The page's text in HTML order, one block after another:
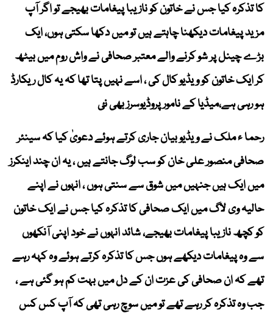
کا تذکرہ کیا جس نے خاتون کو نازیبا پیغامات بھیجے تو اگر آپ
مزید پیغامات دیکھنا چاہتے ہیں تو میں دکھا سکتی ہوں، ایک
بڑے چینل پر شو کرنے والے معتبر صحافی نے واش روم میں بیٹھ
کر ایک خاتون کو ویڈیو کال کی ، اسے نہیں پتا تھا کہ یہ کال ریکارڈ
ہو رہی ہے،میڈیا کے نامور پروڈیوسرز بھی نئ
رحما ء ملک نے ویڈیو بیان جاری کرتے ہوئے دعویٰ کیا کہ سینئر
صحافی منصور علی خان کو سب لوگ جانتے ہیں ، یہ ان چند اینکرز
میں ایک ہیں جنہیں میں شوق سے سنتی ہوں ، انہوں نے اپنے
حالیہ وی لاگ میں ایک صحافی کا تذکرہ کیا جس نے ایک خاتون
کو کچھ نازیبا پیغامات بھیجے، شائد انہوں نے خود اپنی آنکھوں
سے وہ پیغامات دیکھے ہوں جس کا تذکرہ کرتے ہوئے وہ کہہ رہے
تھے کہ ان صحافی کی عزت ان کے دل میں بہت کم ہو گئی ہے ،
جب وہ تذکرہ کر رہے تھے تو میں سوچ رہی تھی کہ آپ کس کس